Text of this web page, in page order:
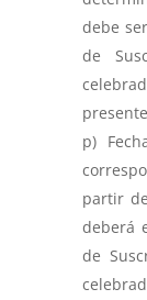
debe
de
partir
deberá
de